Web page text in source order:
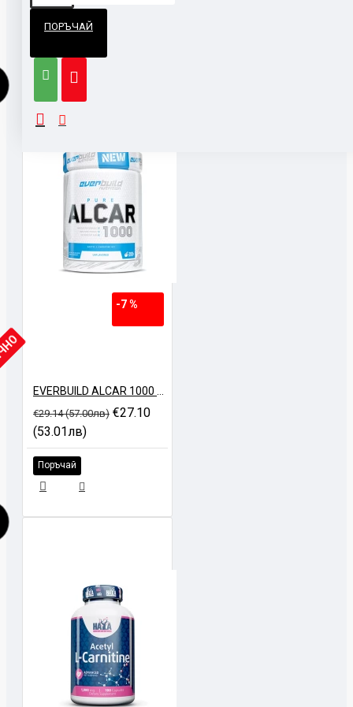
ПОРЪЧАЙ
-7 %
EVERBUILD ALCAR 1000 - 200 gr
€29.14 (57.00лв) €27.10
(53.01лв)
Поръчай